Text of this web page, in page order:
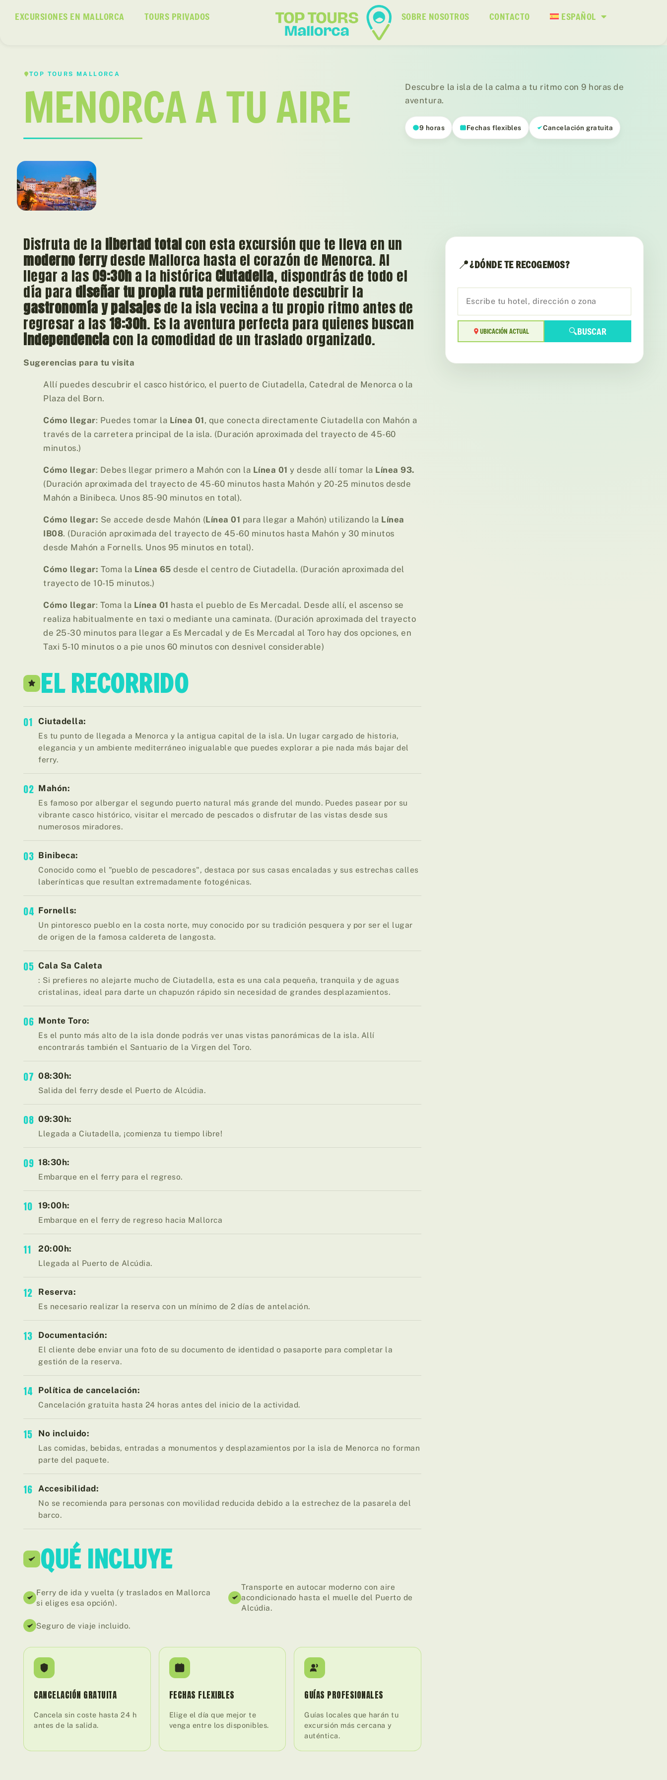
EXCURSIONES EN MALLORCA TOURS PRIVADOS SOBRE NOSOTROS CONTACTO ESPAÑOL
TOP TOURS MALLORCA
MENORCA A TU AIRE
Descubre la isla de la calma a tu ritmo con 9 horas de
aventura.
9 horas Fechas flexibles Cancelación gratuita
Menorca a tu aire
Disfruta de la libertad totalcon esta excursión que te lleva en un
moderno ferrydesde Mallorca hasta el corazón de Menorca. Al
llegar a las09:30ha la histórica Ciutadella, dispondrás de todo el
día para diseñar tu propia rutapermitiéndote descubrir la
gastronomía y paisajesde la isla vecina a tu propio ritmo antes de
regresar a las18:30h. Es la aventura perfecta para quienes buscan
independenciacon la comodidad de un traslado organizado.
Sugerencias para tu visita
Allí puedes descubrir el casco histórico, el puerto de Ciutadella, Catedral de Menorca o la
Plaza del Born.
Cómo llegar: Puedes tomar la Línea 01, que conecta directamente Ciutadella con Mahón a
través de la carretera principal de la isla. (Duración aproximada del trayecto de 45-60
minutos.)
Cómo llegar: Debes llegar primero a Mahón con la Línea 01 y desde allí tomar la Línea 93.
(Duración aproximada del trayecto de 45-60 minutos hasta Mahón y 20-25 minutos desde
Mahón a Binibeca. Unos 85-90 minutos en total).
Cómo llegar: Se accede desde Mahón (Línea 01 para llegar a Mahón) utilizando la Línea
IB08. (Duración aproximada del trayecto de 45-60 minutos hasta Mahón y 30 minutos
desde Mahón a Fornells. Unos 95 minutos en total).
Cómo llegar: Toma la Línea 65desde el centro de Ciutadella. (Duración aproximada del
trayecto de 10-15 minutos.)
Cómo llegar: Toma la Línea 01 hasta el pueblo de Es Mercadal. Desde allí, el ascenso se
realiza habitualmente en taxi o mediante una caminata. (Duración aproximada del trayecto
de 25-30 minutos para llegar a Es Mercadal y de Es Mercadal al Toro hay dos opciones, en
Taxi 5-10 minutos o a pie unos 60 minutos con desnivel considerable)
EL RECORRIDO
01 Ciutadella:
Es tu punto de llegada a Menorca y la antigua capital de la isla. Un lugar cargado de historia,
elegancia y un ambiente mediterráneo inigualable que puedes explorar a pie nada más bajar del
ferry.
02 Mahón:
Es famoso por albergar el segundo puerto natural más grande del mundo. Puedes pasear por su
vibrante casco histórico, visitar el mercado de pescados o disfrutar de las vistas desde sus
numerosos miradores.
03 Binibeca:
Conocido como el "pueblo de pescadores", destaca por sus casas encaladas y sus estrechas calles
laberínticas que resultan extremadamente fotogénicas.
04 Fornells:
Un pintoresco pueblo en la costa norte, muy conocido por su tradición pesquera y por ser el lugar
de origen de la famosa caldereta de langosta.
05 Cala Sa Caleta
: Si prefieres no alejarte mucho de Ciutadella, esta es una cala pequeña, tranquila y de aguas
cristalinas, ideal para darte un chapuzón rápido sin necesidad de grandes desplazamientos.
06 Monte Toro:
Es el punto más alto de la isla donde podrás ver unas vistas panorámicas de la isla. Allí
encontrarás también el Santuario de la Virgen del Toro.
07 08:30h:
Salida del ferry desde el Puerto de Alcúdia.
08 09:30h:
Llegada a Ciutadella, ¡comienza tu tiempo libre!
09 18:30h:
Embarque en el ferry para el regreso.
10 19:00h:
Embarque en el ferry de regreso hacia Mallorca
11 20:00h:
Llegada al Puerto de Alcúdia.
12 Reserva:
Es necesario realizar la reserva con un mínimo de 2 días de antelación.
13 Documentación:
El cliente debe enviar una foto de su documento de identidad o pasaporte para completar la
gestión de la reserva.
14 Política de cancelación:
Cancelación gratuita hasta 24 horas antes del inicio de la actividad.
15 No incluido:
Las comidas, bebidas, entradas a monumentos y desplazamientos por la isla de Menorca no forman
parte del paquete.
16 Accesibilidad:
No se recomienda para personas con movilidad reducida debido a la estrechez de la pasarela del
barco.
QUÉ INCLUYE
Ferry de ida y vuelta (y traslados en Mallorca
si eliges esa opción).
Transporte en autocar moderno con aire
acondicionado hasta el muelle del Puerto de
Alcúdia.
Seguro de viaje incluido.
CANCELACIÓN GRATUITA
Cancela sin coste hasta 24 h
antes de la salida.
FECHAS FLEXIBLES
Elige el día que mejor te
venga entre los disponibles.
GUÍAS PROFESIONALES
Guías locales que harán tu
excursión más cercana y
auténtica.
📍¿DÓNDE TE RECOGEMOS?
UBICACIÓN ACTUAL 🔍BUSCAR